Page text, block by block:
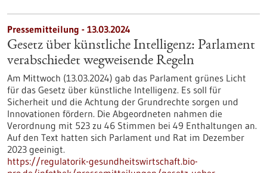
Pressemitteilung - 13.03.2024
Gesetz über künstliche Intelligenz: Parlament
verabschiedet wegweisende Regeln
Am Mittwoch (13.03.2024) gab das Parlament grünes Licht
für das Gesetz über künstliche Intelligenz. Es soll für
Sicherheit und die Achtung der Grundrechte sorgen und
Innovationen fördern. Die Abgeordneten nahmen die
Verordnung mit 523 zu 46 Stimmen bei 49 Enthaltungen an.
Auf den Text hatten sich Parlament und Rat im Dezember
2023 geeinigt.
https://regulatorik-gesundheitswirtschaft.bio-